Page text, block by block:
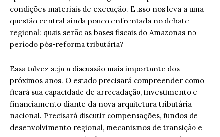
condições materiais de execução. E isso nos leva a uma
questão central ainda pouco enfrentada no debate
regional: quais serão as bases fiscais do Amazonas no
período pós-reforma tributária?
Essa talvez seja a discussão mais importante dos
próximos anos. O estado precisará compreender como
ficará sua capacidade de arrecadação, investimento e
financiamento diante da nova arquitetura tributária
nacional. Precisará discutir compensações, fundos de
desenvolvimento regional, mecanismos de transição e